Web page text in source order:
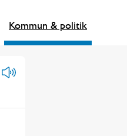
Kommun & politik